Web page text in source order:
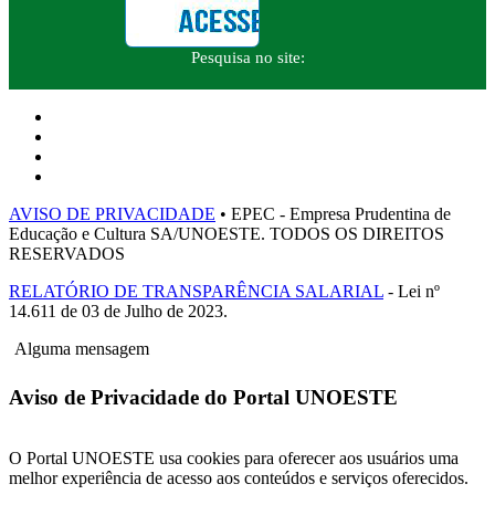
Pesquisa no site:
AVISO DE PRIVACIDADE • EPEC - Empresa Prudentina de
Educação e Cultura SA/UNOESTE. TODOS OS DIREITOS
RESERVADOS
RELATÓRIO DE TRANSPARÊNCIA SALARIAL - Lei nº
14.611 de 03 de Julho de 2023.
Alguma mensagem
Aviso de Privacidade do Portal UNOESTE
O Portal UNOESTE usa cookies para oferecer aos usuários uma
melhor experiência de acesso aos conteúdos e serviços oferecidos.